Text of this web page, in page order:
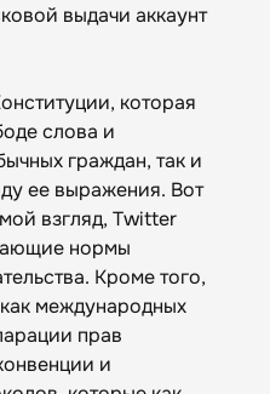
выдачи аккаунт
которая
слова и
граждан, так и
ее выражения. Вот
взгляд, Twitter
нормы
Кроме того,
международных
прав
и